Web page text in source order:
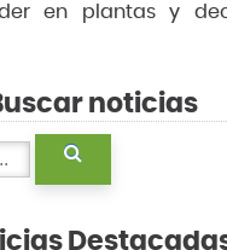
en plantas y
noticias